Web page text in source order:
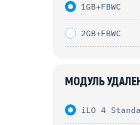
1GB+FBWC
2GB+FBWC
МОДУЛЬ
iLO 4